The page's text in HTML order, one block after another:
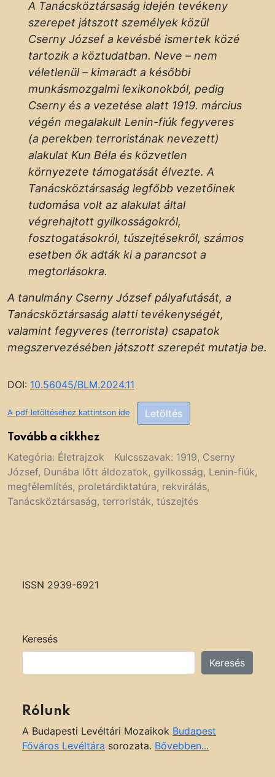
A Tanácsköztársaság idején tevékeny
szerepet játszott személyek közül
Cserny József a kevésbé ismertek közé
tartozik a köztudatban. Neve – nem
véletlenül – kimaradt a későbbi
munkásmozgalmi lexikonokból, pedig
Cserny és a vezetése alatt 1919. március
végén megalakult Lenin-fiúk fegyveres
(a perekben terroristának nevezett)
alakulat Kun Béla és közvetlen
környezete támogatását élvezte. A
Tanácsköztársaság legfőbb vezetőinek
tudomása volt az alakulat által
végrehajtott gyilkosságokról,
fosztogatásokról, túszejtésekről, számos
esetben ők adták ki a parancsot a
megtorlásokra.
A tanulmány Cserny József pályafutását, a
Tanácsköztársaság alatti tevékenységét,
valamint fegyveres (terrorista) csapatok
megszervezésében játszott szerepét mutatja be.
DOI: 10.56045/BLM.2024.11
A pdf letöltéséhez kattintson ide Letöltés
Tovább a cikkhez
Kategória: Életrajzok Kulcsszavak: 1919, Cserny
József, Dunába lőtt áldozatok, gyilkosság, Lenin-fiúk,
megfélemlítés, proletárdiktatúra, rekvirálás,
Tanácsköztársaság, terroristák, túszejtés
ISSN 2939-6921
Keresés
Keresés
Rólunk
A Budapesti Levéltári Mozaikok Budapest
Főváros Levéltára sorozata. Bővebben...